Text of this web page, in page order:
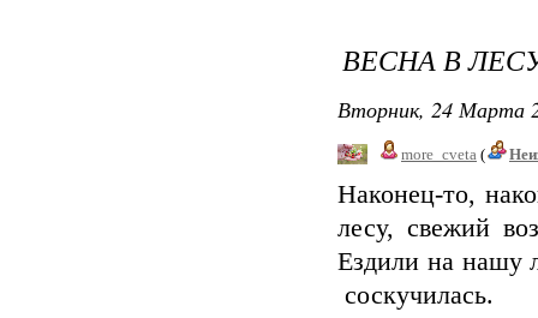
ВЕСНА В
Вторник, 24 Марта
more_cveta (
Наконец-то,
лесу, свежий
Ездили на нашу
соскучилась.